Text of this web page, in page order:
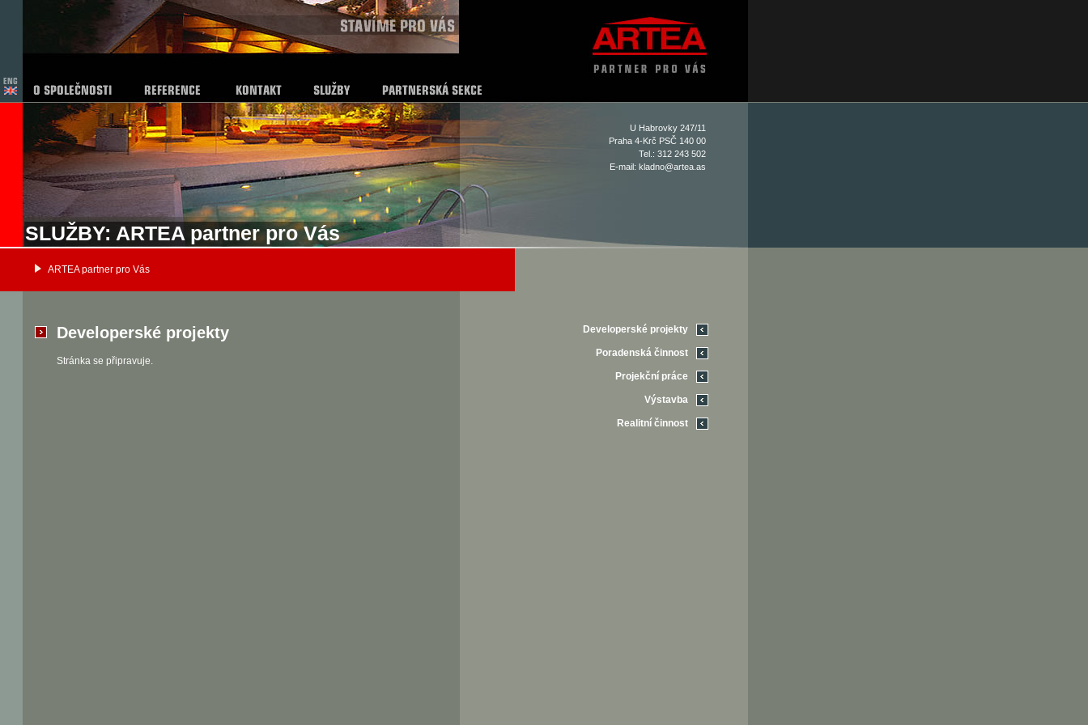
SLUŽBY: ARTEA partner pro Vás
U Habrovky 247/11
Praha 4-Krč PSČ 140 00
Tel.: 312 243 502
E-mail: kladno@artea.as
ARTEA partner pro Vás
Developerské projekty
Stránka se připravuje.
Developerské projekty
Poradenská činnost
Projekční práce
Výstavba
Realitní činnost